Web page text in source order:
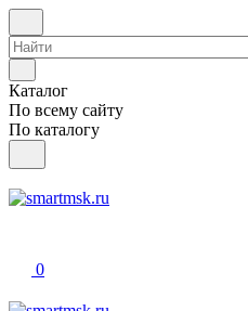
Каталог
По всему сайту
По каталогу
0